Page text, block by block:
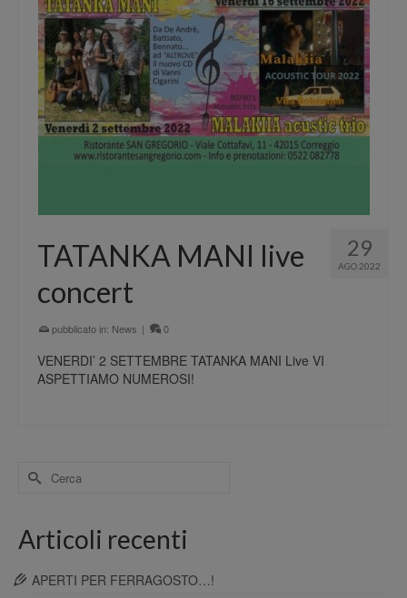
29
AGO 2022
TATANKA MANI live
concert
pubblicato in: News | 0
VENERDI’ 2 SETTEMBRE TATANKA MANI Live VI
ASPETTIAMO NUMEROSI!
Cerca
per:
Articoli recenti
APERTI PER FERRAGOSTO…!